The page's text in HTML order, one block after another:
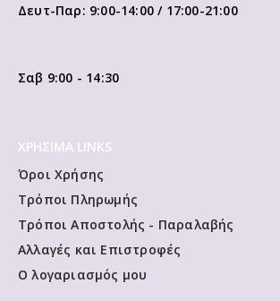
Δευτ-Παρ: 9:00-14:00 / 17:00-21:00
Σαβ 9:00 - 14:30
ΧΡΗΣΙΜΑ LINKS
Όροι Χρήσης
Τρόποι Πληρωμής
Τρόποι Αποστολής - Παραλαβής
Αλλαγές και Επιστροφές
Ο λογαριασμός μου